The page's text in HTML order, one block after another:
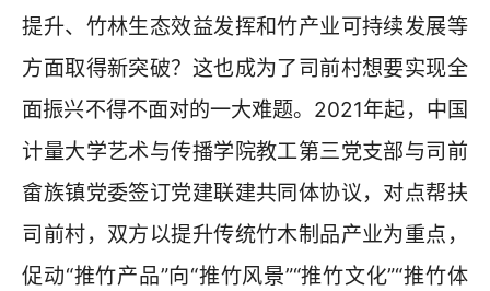
提升、竹林生态效益发挥和竹产业可持续发展等
方面取得新突破？这也成为了司前村想要实现全
面振兴不得不面对的一大难题。2021年起，中国
计量大学艺术与传播学院教工第三党支部与司前
畲族镇党委签订党建联建共同体协议，对点帮扶
司前村，双方以提升传统竹木制品产业为重点，
促动“推竹产品”向“推竹风景”“推竹文化”“推竹体